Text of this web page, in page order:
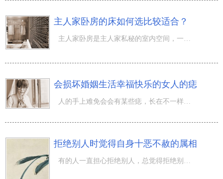
主人家卧房的床如何选比较适合？
主人家卧房是主人家私秘的室内空间，一般不是容许顾客进到的，要不然顾客的气质就会侵害主人家房间风水，一
会损坏婚姻生活幸福快乐的女人的痣
人的手上难免会会有某些痣，长在不一样地区的痣拥有不一样的含意，意味着着自己的婚姻生活、感情和将来运程
拒绝别人时觉得自身十恶不赦的属相